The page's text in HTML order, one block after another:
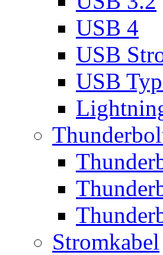
USB 4
USB
USB
Stromkabel